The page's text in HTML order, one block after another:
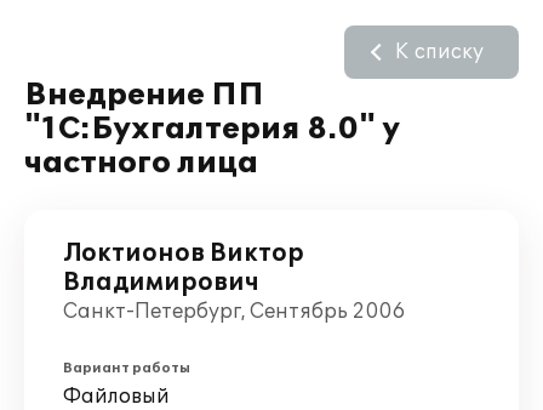
Внедрение ПП
"1C:Бухгалтерия 8.0" у
частного лица
К списку
Локтионов Виктор
Владимирович
Санкт-Петербург, Сентябрь 2006
Вариант работы
Файловый